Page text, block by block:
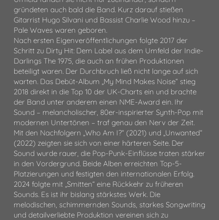
gründeten auch bald die Band. Kurz darauf stießen
Gitarrist Hugo Silvani und Bassist Charlie Wood hinzu –
Pale Waves waren geboren.
Nach ersten Eigenveröffentlichungen folgte 2017 der
Schritt zu Dirty Hit: Dem Label aus dem Umfeld der Indie-
Darlings The 1975, die auch an frühen Produktionen
beteiligt waren. Der Durchbruch ließ nicht lange auf sich
warten. Das Debüt-Album „My Mind Makes Noise“ stieg
2018 direkt in die Top 10 der UK-Charts ein und brachte
der Band unter anderem einen NME-Award ein. Ihr
Sound – melancholischer, 80er-inspirierter Synth-Pop mit
modernen Untertönen – traf genau den Nerv der Zeit.
Mit den Nachfolgern „Who Am I?“ (2021) und „Unwanted“
(2022) zeigten sie sich von einer härteren Seite. Der
Sound wurde rauer, die Pop-Punk-Einflüsse traten stärker
in den Vordergrund. Beide Alben erreichten Top-5-
Platzierungen und festigten den internationalen Erfolg.
2024 folgte mit „Smitten“ eine Rückkehr zu früheren
Sounds. Es ist ihr bislang stärkstes Werk. Die
melodischen, schimmernden Sounds, starkes Songwriting
und detailverliebte Produktion vereinen sich zu